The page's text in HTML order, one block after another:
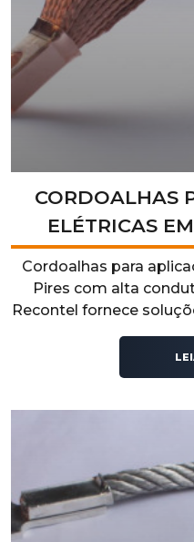
CORDOALHAS
ELÉTRICAS
Cordoalhas para
Pires com alta
Recontel fornece